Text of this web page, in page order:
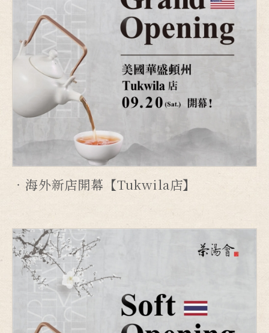
海外新店開幕【Tukwila店】